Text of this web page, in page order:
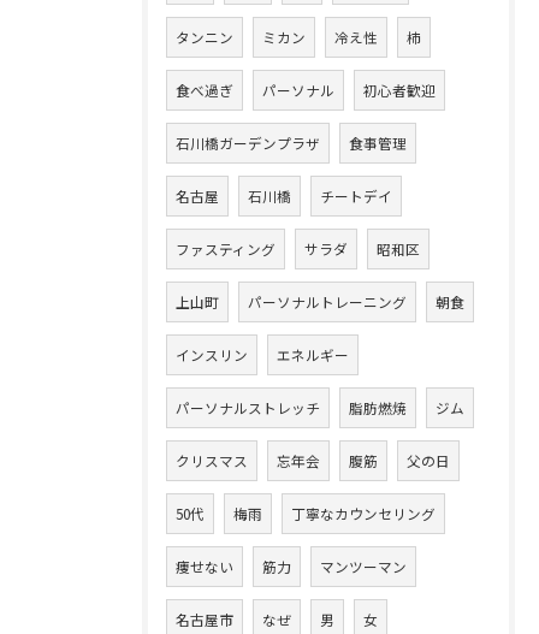
タンニン ミカン 冷え性 柿
食べ過ぎ パーソナル 初心者歓迎
石川橋ガーデンプラザ 食事管理
名古屋 石川橋 チートデイ
ファスティング サラダ 昭和区
上山町 パーソナルトレーニング 朝食
インスリン エネルギー
パーソナルストレッチ 脂肪燃焼 ジム
クリスマス 忘年会 腹筋 父の日
50代 梅雨 丁寧なカウンセリング
痩せない 筋力 マンツーマン
名古屋市 なぜ 男 女